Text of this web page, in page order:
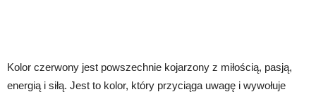
Kolor czerwony jest powszechnie kojarzony z miłością, pasją,
energią i siłą. Jest to kolor, który przyciąga uwagę i wywołuje